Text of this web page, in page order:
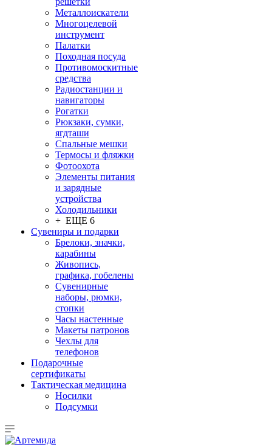
Металлоискатели
Многоцелевой
инструмент
Палатки
Походная посуда
Противомоскитные
средства
Радиостанции и
навигаторы
Рогатки
Рюкзаки, сумки,
ягдташи
Спальные мешки
Термосы и фляжки
Фотоохота
Элементы питания
и зарядные
устройства
Холодильники
+ ЕЩЕ 6
Сувениры и подарки
Брелоки, значки,
карабины
Живопись,
графика, гобелены
Сувенирные
наборы, рюмки,
стопки
Часы настенные
Макеты патронов
Чехлы для
телефонов
Подарочные
сертификаты
Тактическая медицина
Носилки
Подсумки